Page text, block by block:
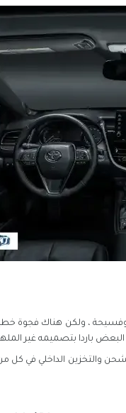
فخمة وفسيحة ، ولكن هناك
البعض باردا بتصميمه غير
الشحن والتخزين الداخلي